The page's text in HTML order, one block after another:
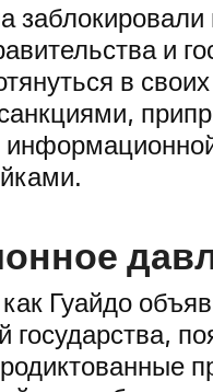
и
в
Гуайдо
государства,